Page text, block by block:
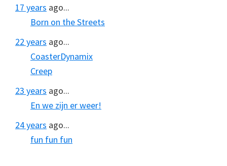
17 years ago...
Born on the Streets
22 years ago...
CoasterDynamix
Creep
23 years ago...
En we zijn er weer!
24 years ago...
fun fun fun